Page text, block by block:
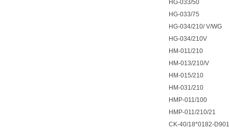
HG-033/50
HG-033/75
HG-034/210/ V/WG
HG-034/210V
HM-011/210
HM-013/210/V
HM-015/210
HM-031/210
HMP-011/100
HMP-011/210/21
CK-40/18*0182-D901